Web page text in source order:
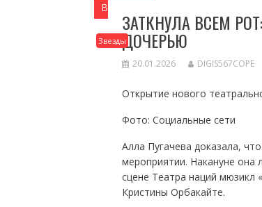
Вы здесь
Звезды
ЗАТКНУЛА ВСЕМ
ДОЧЕРЬЮ
20.01.2026 DIGIS567COPE
Открытие нового
Фото: Социальные сети
Алла Пугачева доказала,
мероприятии. Накануне она
сцене Театра наций мюзикл
Кристины Орбакайте.